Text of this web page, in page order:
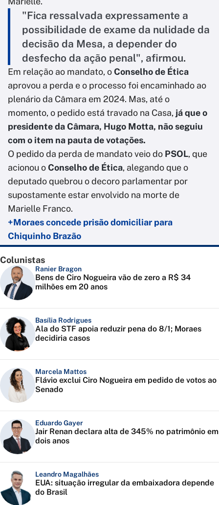
"Fica ressalvada expressamente a
possibilidade de exame da nulidade da
decisão da Mesa, a depender do
desfecho da ação penal", afirmou.
Em relação ao mandato, oConselho de Ética
aprovou a perda e o processo foi encaminhado ao
plenário da Câmara em 2024. Mas, até o
momento, o pedido está travado na Casa, já que o
presidente da Câmara, Hugo Motta, não seguiu
com o item na pauta de votações.
O pedido da perda de mandato veio do PSOL, que
acionou oConselho de Ética, alegando que o
deputado quebrou o decoro parlamentar por
supostamente estar envolvido na morte de
Marielle Franco.
+Moraes concede prisão domiciliar para
Chiquinho Brazão
Colunistas
Ranier Bragon
Bens de Ciro Nogueira vão de zero a R$ 34
milhões em 20 anos
Basília Rodrigues
Ala do STF apoia reduzir pena do 8/1; Moraes
decidiria casos
Marcela Mattos
Flávio exclui Ciro Nogueira em pedido de votos ao
Senado
Eduardo Gayer
Jair Renan declara alta de 345% no patrimônio em
dois anos
Leandro Magalhães
EUA: situação irregular da embaixadora depende
do Brasil